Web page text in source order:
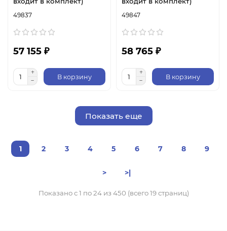
49837
57 155 ₽
В корзину
49847
58 765 ₽
В корзину
Показать еще
1 2 3 4 5 6 7 8 9
> >|
Показано с 1 по 24 из 450 (всего 19 страниц)